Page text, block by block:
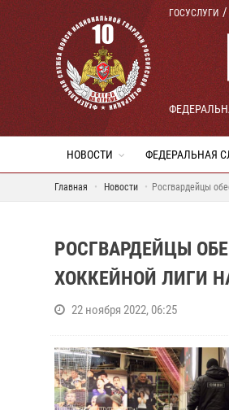
ГОСУСЛУГИ
НОВОСТИ ФЕДЕРАЛЬНАЯ
Главная Новости Росгвардейцы
РОСГВАРДЕЙЦЫ
ХОККЕЙНОЙ ЛИГИ
22 ноября 2022, 06:25